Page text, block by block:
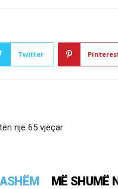
Twitter
një 65 vjeçar
MË SHUMË